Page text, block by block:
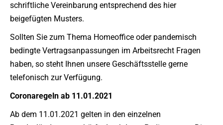
schriftliche Vereinbarung entsprechend des hier
beigefügten Musters.
Sollten Sie zum Thema Homeoffice oder pandemisch
bedingte Vertragsanpassungen im Arbeitsrecht Fragen
haben, so steht Ihnen unsere Geschäftsstelle gerne
telefonisch zur Verfügung.
Coronaregeln ab 11.01.2021
Ab dem 11.01.2021 gelten in den einzelnen